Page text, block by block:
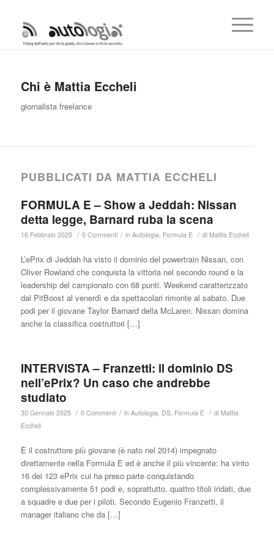
Chi è Mattia Eccheli
giornalista freelance
PUBBLICATI DA MATTIA ECCHELI
FORMULA E – Show a Jeddah: Nissan
detta legge, Barnard ruba la scena
16 Febbraio 2025 / 0 Commenti / in Autologia, Formula E / di Mattia Eccheli
L’ePrix di Jeddah ha visto il dominio del powertrain Nissan, con
Oliver Rowland che conquista la vittoria nel secondo round e la
leadership del campionato con 68 punti. Weekend caratterizzato
dal PitBoost al venerdì e da spettacolari rimonte al sabato. Due
podi per il giovane Taylor Barnard della McLaren. Nissan domina
anche la classifica costruttori […]
INTERVISTA – Franzetti: il dominio DS
nell’ePrix? Un caso che andrebbe
studiato
30 Gennaio 2025 / 0 Commenti / in Autologia, DS, Formula E / di Mattia
Eccheli
È il costruttore più giovane (è nato nel 2014) impegnato
direttamente nella Formula E ed è anche il più vincente: ha vinto
16 dei 123 ePrix cui ha preso parte conquistando
complessivamente 51 podi e, soprattutto, quattro titoli iridati, due
a squadre e due per i piloti. Secondo Eugenio Franzetti, il
manager italiano che da […]